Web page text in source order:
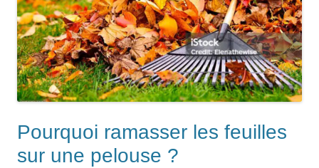
Pourquoi ramasser les feuilles
sur une pelouse ?